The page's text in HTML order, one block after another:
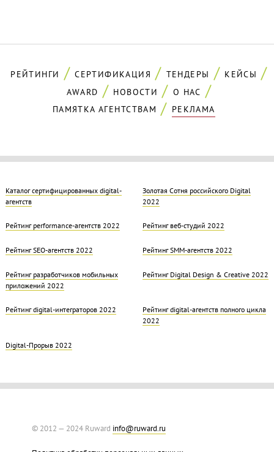
РЕЙТИНГИ СЕРТИФИКАЦИЯ ТЕНДЕРЫ
КЕЙСЫ
AWARD
НОВОСТИ
О НАС
ПАМЯТКА АГЕНТСТВАМ
РЕКЛАМА
Каталог сертифицированных digital-
агентств
Золотая Cотня российского Digital
2022
Рейтинг performance-агентств 2022 Рейтинг веб-студий 2022
Рейтинг SEO-агентств 2022 Рейтинг SMM-агентств 2022
Рейтинг разработчиков мобильных
приложений 2022
Рейтинг Digital Design & Creative 2022
Рейтинг digital-интеграторов 2022
Рейтинг digital-агентств полного цикла
2022
Digital-Прорыв 2022
© 2012 — 2024 Ruward info@ruward.ru